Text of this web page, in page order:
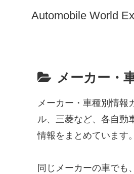
Automobile World
メーカー・
メーカー・車種別情報
ル、三菱など、各自動
情報をまとめています。
同じメーカーの車でも